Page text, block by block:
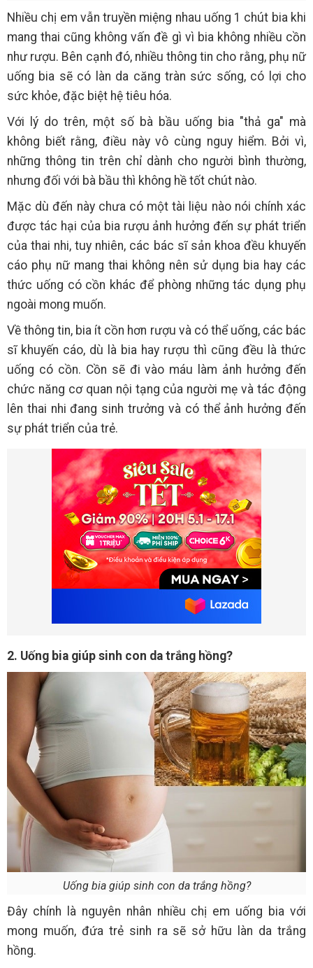
Nhiều chị em vẫn truyền miệng nhau uống 1 chút bia khi
mang thai cũng không vấn đề gì vì bia không nhiều cồn
như rượu. Bên cạnh đó, nhiều thông tin cho rằng, phụ nữ
uống bia sẽ có làn da căng tràn sức sống, có lợi cho
sức khỏe, đặc biệt hệ tiêu hóa.
Với lý do trên, một số bà bầu uống bia "thả ga" mà
không biết rằng, điều này vô cùng nguy hiểm. Bởi vì,
những thông tin trên chỉ dành cho người bình thường,
nhưng đối với bà bầu thì không hề tốt chút nào.
Mặc dù đến này chưa có một tài liệu nào nói chính xác
được tác hại của bia rượu ảnh hưởng đến sự phát triển
của thai nhi, tuy nhiên, các bác sĩ sản khoa đều khuyến
cáo phụ nữ mang thai không nên sử dụng bia hay các
thức uống có cồn khác để phòng những tác dụng phụ
ngoài mong muốn.
Về thông tin, bia ít cồn hơn rượu và có thể uống, các bác
sĩ khuyến cáo, dù là bia hay rượu thì cũng đều là thức
uống có cồn. Cồn sẽ đi vào máu làm ảnh hưởng đến
chức năng cơ quan nội tạng của người mẹ và tác động
lên thai nhi đang sinh trưởng và có thể ảnh hưởng đến
sự phát triển của trẻ.
2. Uống bia giúp sinh con da trắng hồng?
Uống bia giúp sinh con da trắng hồng?
Đây chính là nguyên nhân nhiều chị em uống bia với
mong muốn, đứa trẻ sinh ra sẽ sở hữu làn da trắng
hồng.